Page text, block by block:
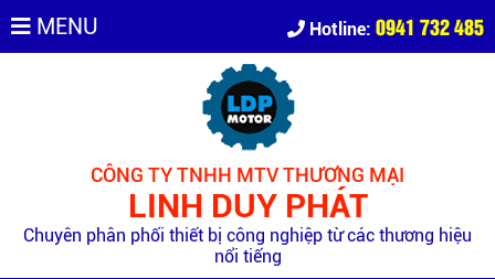
MENU Hotline: 0941 732 485
CÔNG TY TNHH MTV THƯƠNG MẠI
LINH DUY PHÁT
Chuyên phân phối thiết bị công nghiệp từ các thương hiệu
nổi tiếng